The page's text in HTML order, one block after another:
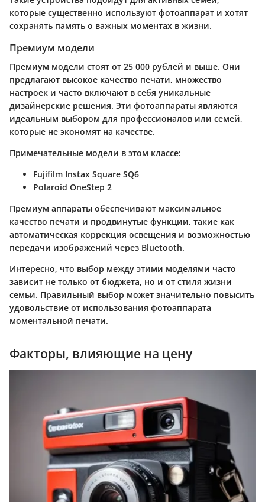
которые существенно используют фотоаппарат и хотят
сохранять память о важных моментах в жизни.
Премиум модели
Премиум модели стоят от 25 000 рублей и выше. Они
предлагают высокое качество печати, множество
настроек и часто включают в себя уникальные
дизайнерские решения. Эти фотоаппараты являются
идеальным выбором для профессионалов или семей,
которые не экономят на качестве.
Примечательные модели в этом классе:
Fujifilm Instax Square SQ6
Polaroid OneStep 2
Премиум аппараты обеспечивают максимальное
качество печати и продвинутые функции, такие как
автоматическая коррекция освещения и возможностью
передачи изображений через Bluetooth.
Интересно, что выбор между этими моделями часто
зависит не только от бюджета, но и от стиля жизни
семьи. Правильный выбор может значительно повысить
удовольствие от использования фотоаппарата
моментальной печати.
Факторы, влияющие на цену